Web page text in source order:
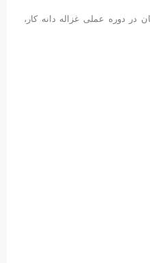
دوره عملی غزاله دانه کار،